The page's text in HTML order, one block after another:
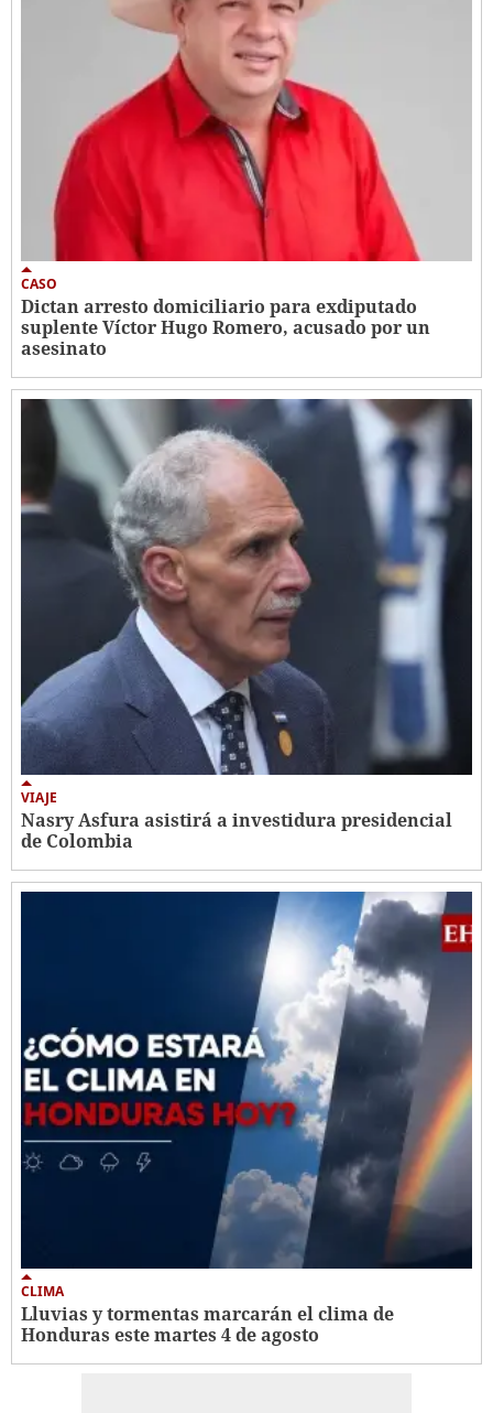
CASO
Dictan arresto domiciliario para exdiputado
suplente Víctor Hugo Romero, acusado por un
asesinato
VIAJE
Nasry Asfura asistirá a investidura presidencial
de Colombia
CLIMA
Lluvias y tormentas marcarán el clima de
Honduras este martes 4 de agosto